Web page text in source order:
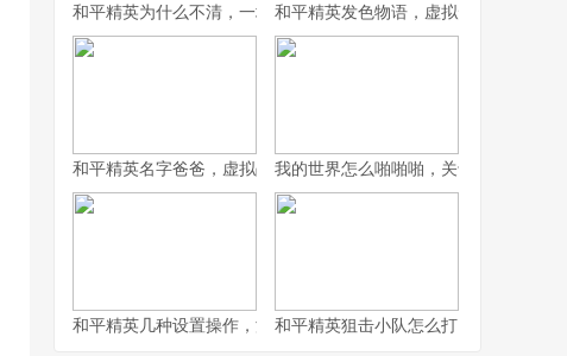
和平精英为什么不清，一场战术生存的匠心平衡和平精英发色物语，虚拟形象的情绪拼
和平精英名字爸爸，虚拟战场上的情感符号我的世界怎么啪啪啪，关于游戏互动的
和平精英几种设置操作，游戏体验质的飞跃，副标题，资深玩家的
和平精英狙击小队怎么打，副标题，荒